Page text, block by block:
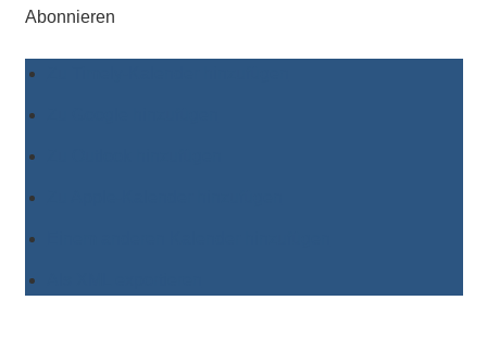
Abonnieren